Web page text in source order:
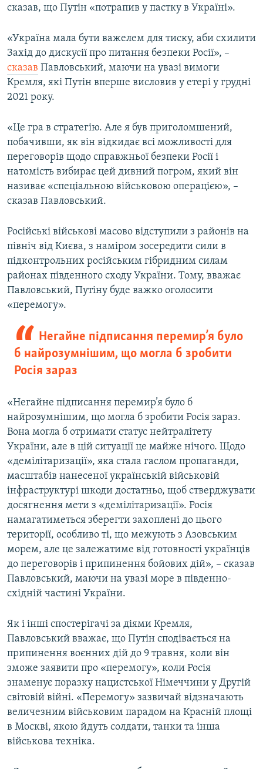
сказав, що Путін «потрапив у пастку в Україні».
«Україна мала бути важелем для тиску, аби схилити
Захід до дискусії про питання безпеки Росії», –
сказав Павловський, маючи на увазі вимоги
Кремля, які Путін вперше висловив у етері у грудні
2021 року.
«Це гра в стратегію. Але я був приголомшений,
побачивши, як він відкидає всі можливості для
переговорів щодо справжньої безпеки Росії і
натомість вибирає цей дивний погром, який він
називає «спеціальною військовою операцією», –
сказав Павловський.
Російські військові масово відступили з районів на
північ від Києва, з наміром зосередити сили в
підконтрольних російським гібридним силам
районах південного сходу України. Тому, вважає
Павловський, Путіну буде важко оголосити
«перемогу».
Негайне підписання перемир’я було
б найрозумнішим, що могла б зробити
Росія зараз
«Негайне підписання перемир’я було б
найрозумнішим, що могла б зробити Росія зараз.
Вона могла б отримати статус нейтралітету
України, але в цій ситуації це майже нічого. Щодо
«демілітаризації», яка стала гаслом пропаганди,
масштабів нанесеної українській військовій
інфраструктурі шкоди достатньо, щоб стверджувати
досягнення мети з «демілітаризації». Росія
намагатиметься зберегти захоплені до цього
території, особливо ті, що межують з Азовським
морем, але це залежатиме від готовності українців
до переговорів і припинення бойових дій», – сказав
Павловський, маючи на увазі море в південно-
східній частині України.
Як і інші спостерігачі за діями Кремля,
Павловський вважає, що Путін сподівається на
припинення воєнних дій до 9 травня, коли він
зможе заявити про «перемогу», коли Росія
знаменує поразку нацистської Німеччини у Другій
світовій війні. «Перемогу» зазвичай відзначають
величезним військовим парадом на Красній площі
в Москві, якою йдуть солдати, танки та інша
військова техніка.